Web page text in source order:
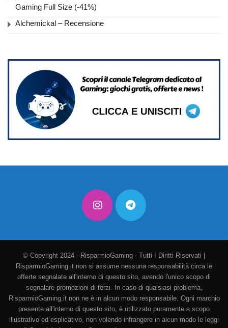
Gaming Full Size (-41%)
Alchemickal – Recensione
© Copyright 2024 - RisparmioGaming - Tutti I Diritti Riservati |
RisparmioGaming.it non si assume nessuna responsabilità circa le
offerte segnalate all'interno di questo sito, avendo l'unico scopo di
segnalare promozioni di terzi. In caso di qualsiasi problema,
RisparmioGaming.it non ne è in alcun modo responsabile. Ogni marchio
presente all'interno di questo sito, è utilizzato puramente a scopo
illustrativo ed esplicativo, non volendo infrangere in alcun modo le leggi